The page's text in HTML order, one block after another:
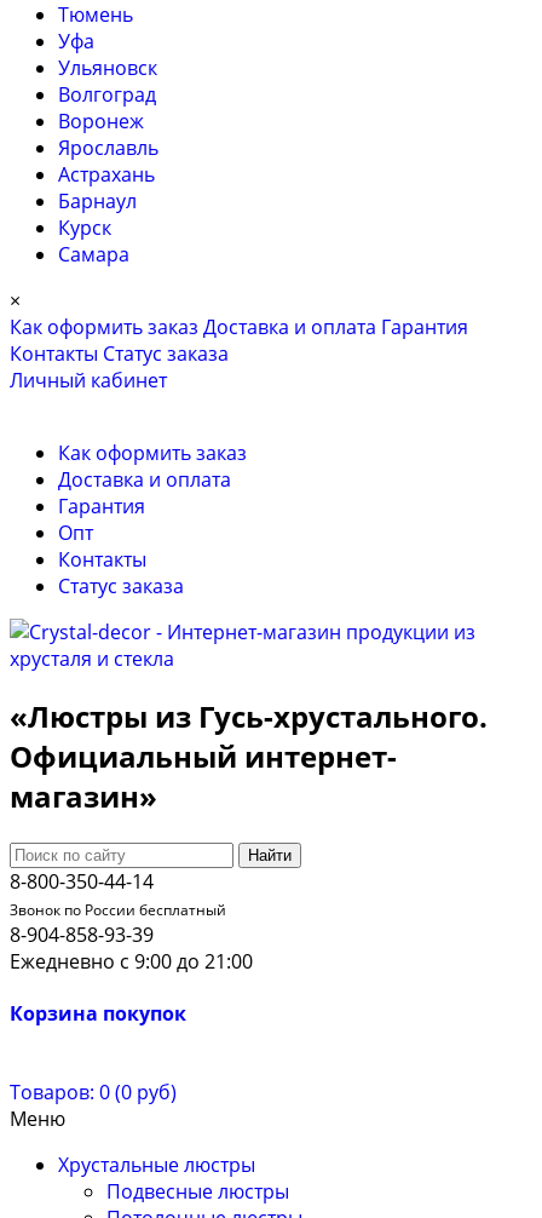
Тюмень
Уфа
Ульяновск
Волгоград
Воронеж
Ярославль
Астрахань
Барнаул
Курск
Самара
×
Как оформить заказ Доставка и оплата Гарантия
Контакты Cтатус заказа
Личный кабинет
Как оформить заказ
Доставка и оплата
Гарантия
Опт
Контакты
Cтатус заказа
«Люстры из Гусь-хрустального.
Официальный интернет-
магазин»
Найти
8-800-350-44-14
Звонок по России бесплатный
8-904-858-93-39
Ежедневно с 9:00 до 21:00
Корзина покупок
Товаров: 0 (0 руб)
Меню
Хрустальные люстры
Подвесные люстры